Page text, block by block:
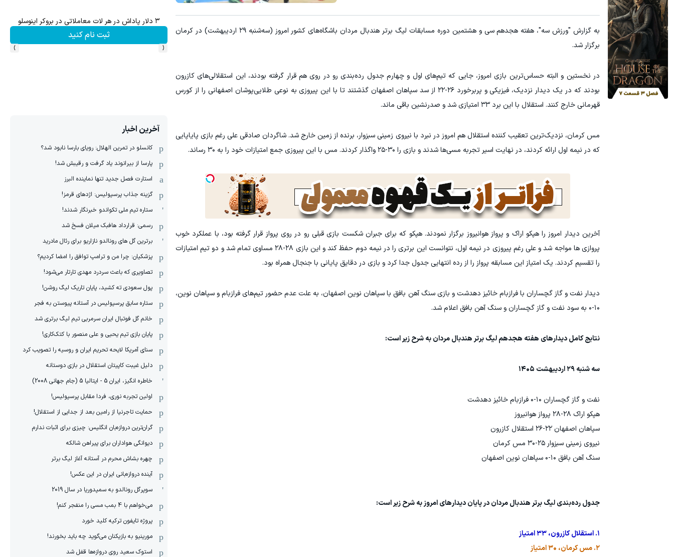
به گزارش "ورزش سه"، هفته هجدهم سی و هشتمین دوره مسابقات لیگ برتر هندبال مردان باشگاه‌های کشور امروز (سه‌شنبه ۲۹ اردیبهشت) در کرمان
برگزار شد‌.
در نخستین و البته حساس‌ترین بازی امروز، جایی که تیم‌های اول و چهارم جدول رده‌بندی رو در روی هم قرار گرفته بودند، این استقلالی‌های کازرون
بودند که در یک دیدار نزدیک، فیزیکی و پربرخورد ۲۶-۲۲ از سد سپاهان اصفهان گذشتند تا با این پیروزی به نوعی طلایی‌پوشان اصفهانی را از کورس
قهرمانی خارج کنند. استقلال با این برد ۳۳ امتیازی شد و صدرنشین باقی ماند.
مس کرمان، نزدیک‌ترین تعقیب کننده استقلال هم امروز در نبرد با نیروی زمینی سبزوار، برنده از زمین خارج شد. شاگردان صادقی علی رغم بازی پایاپایی
که در نیمه اول ارائه کردند، در نهایت اسیر تجربه مسی‌ها شدند و بازی را ۳۰-۲۵ واگذار کردند. مس با این پیروزی جمع امتیازات خود را به ۳۰ رساند.
آخرین دیدار امروز را هپکو اراک و پرواز هوانیروز برگزار نمودند. هپکو که برای جبران شکست بازی قبلی رو در روی پرواز قرار گرفته بود، با عملکرد خوب
پروازی ها مواجه شد و علی رغم پیروزی در نیمه اول،‌ نتوانست این برتری را در نیمه دوم حفظ کند و این بازی ۲۸-۲۸ مساوی تمام شد و دو تیم امتیازات
را تقسیم کردند. یک امتیاز این مسابقه پرواز را از رده انتهایی جدول جدا کرد و بازی در دقایق پایانی با جنجال همراه بود.
دیدار نفت و گاز گچساران با فرازبام خائیز دهدشت و بازی سنگ آهن بافق با سپاهان نوین اصفهان، به علت عدم حضور تیم‌های فرازبام و سپاهان نوین،
۱۰-۰ به سود نفت و گاز گچساران و سنگ آهن بافق اعلام شد.
نتایج کامل دیدارهای هفته هجدهم لیگ برتر هندبال مردان به شرح زیر است:
سه شنبه ۲۹ اردیبهشت ۱۴۰۵
نفت و گاز گچساران ۱۰-۰ فرازبام خائیز دهدشت
هپکو اراک ۲۸-۲۸ پرواز هوانیروز
سپاهان اصفهان ۲۲-۲۶ استقلال کازرون
نیروی زمینی سبزوار ۲۵-۳۰ مس کرمان
سنگ آهن بافق ۱۰-۰ سپاهان نوین اصفهان
جدول رده‌بندی لیگ برتر هندبال مردان در پایان دیدارهای امروز به شرح زیر است:
۱. استقلال کازرون، ۳۳ امتیاز
۲. مس کرمان، ۳۰ امتیاز
۳ دلار پاداش در هر لات معاملاتی در بروکر اینوسلو
ثبت نام کنید ثبت نام کنید
میدونستی میتونی از بالا رفتن ارزش سهام گوگل سود کسب کنی؟
ثبت نام کنید
۱ میلیارد اعتبار خرید طلا | بدون ضامن و چک
کلیک کن!
‹
›
آخرین اخبار
کانسلو در تمرین الهلال: رویای بارسا نابود شد؟
پارسا از بیرانوند یاد گرفت و رقیبش شد!
استارت فصل جدید تنها نماینده البرز
گزینه جذاب پرسپولیس: اژدهای قرمز!
ستاره تیم ملی تکواندو خبرنگار شدند!
رسمی: قرارداد هافبک میلان فسخ شد
برترین گل های رونالدو نازاریو برای رئال مادرید
پزشکیان: چرا من و ترامپ توافق را امضا کردیم؟
تصاویری که باعث سردرد مهدی تارتار می‌شود!
پول سعودی ته کشید، پایان تاریک لیگ روشن!
ستاره سابق پرسپولیس در آستانه پیوستن به فجر
خانم گل فوتبال ایران سرمربی تیم لیگ برتری شد
پایان بازی تیم یحیی و علی منصور با کتک‌کاری!
سنای آمریکا لایحه تحریم ایران و روسیه را تصویب کرد
دلیل غیبت کاپیتان استقلال در بازی دوستانه
خاطره انگیز، ایران 5 - ایتالیا 5 (جام جهانی 2008)
اولین تجربه نوری، فردا مقابل پرسپولیس!
حمایت تاجرنیا از رامین بعد از جدایی از استقلال!
گران‌ترین دروازه‌بان انگلیس: چیزی برای اثبات ندارم
دیوانگی هواداران برای پیراهن شالکه
چهره بشاش محرم در آستانه آغاز لیگ برتر
آینده دروازه‌بانی ایران در این عکس!
سوپرگل رونالدو به سمپدوریا در سال 2019
می‌خواهم با 4 بمب مسی را منفجر کنم!
پروژه تایفون ترکیه کلید خورد
مورینیو به بازیکنان می‌گوید چه باید بخورند!
استوک سعید روی دروازه‌ها قفل شد